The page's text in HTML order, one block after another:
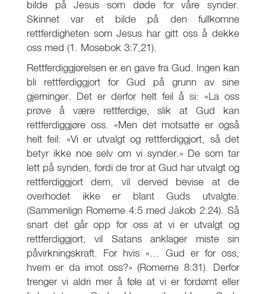
bilde på Jesus som døde for våre synder.
Skinnet var et bilde på den fullkomne
rettferdigheten som Jesus har gitt oss å dekke
oss med (1. Mosebok 3:7,21).
Rettferdiggjørelsen er en gave fra Gud. Ingen kan
bli rettferdiggjort for Gud på grunn av sine
gjerninger. Det er derfor helt feil å si: «La oss
prøve å være rettferdige, slik at Gud kan
rettferdiggjøre oss. «Men det motsatte er også
helt feil: «Vi er utvalgt og rettferdiggjort, så det
betyr ikke noe selv om vi synder.» De som tar
lett på synden, fordi de tror at Gud har utvalgt og
rettferdiggjort dem, vil derved bevise at de
overhodet ikke er blant Guds utvalgte.
(Sammenlign Romerne 4:5 med Jakob 2:24). Så
snart det går opp for oss at vi er utvalgt og
rettferdiggjort, vil Satans anklager miste sin
påvirkningskraft. For hvis «… Gud er for oss,
hvem er da imot oss?» (Romerne 8:31). Derfor
trenger vi aldri mer å føle at vi er fordømt eller